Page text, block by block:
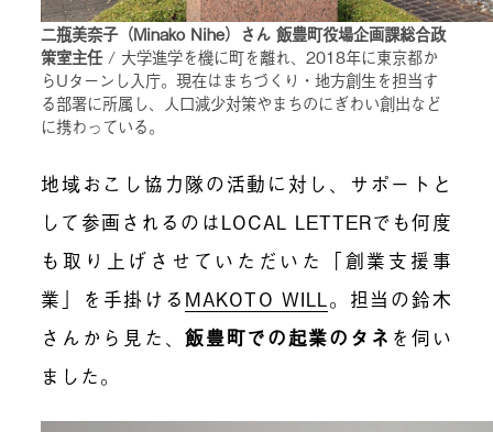
二瓶美奈子（Minako Nihe）さん 飯豊町役場企画課総合政
策室主任/ 大学進学を機に町を離れ、2018年に東京都か
らUターンし入庁。現在はまちづくり・地方創生を担当す
る部署に所属し、人口減少対策やまちのにぎわい創出など
に携わっている。
地域おこし協力隊の活動に対し、サポートと
して参画されるのはLOCAL LETTERでも何度
も取り上げさせていただいた「創業支援事
業」を手掛ける MAKOTO WILL。担当の鈴木
さんから見た、飯豊町での起業のタネ を伺い
ました。